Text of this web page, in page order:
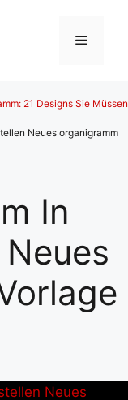
Menü
21 Designs Sie Müssen
Neues organigramm
In